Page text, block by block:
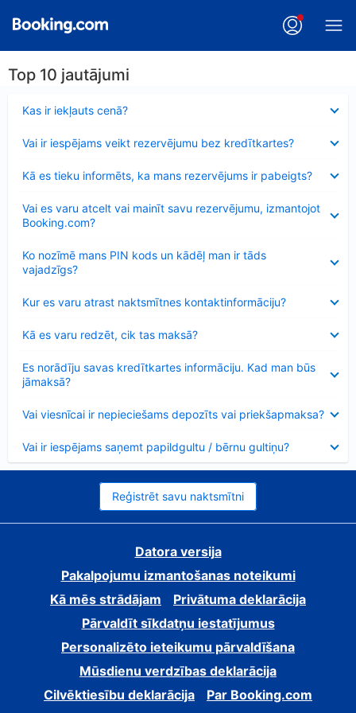
Top 10 jautājumi
Kas ir iekļauts cenā?
Vai ir iespējams veikt rezervējumu bez kredītkartes?
Kā es tieku informēts, ka mans rezervējums ir pabeigts?
Vai es varu atcelt vai mainīt savu rezervējumu, izmantojot
Booking.com?
Ko nozīmē mans PIN kods un kādēļ man ir tāds
vajadzīgs?
Kur es varu atrast naktsmītnes kontaktinformāciju?
Kā es varu redzēt, cik tas maksā?
Es norādīju savas kredītkartes informāciju. Kad man būs
jāmaksā?
Vai viesnīcai ir nepieciešams depozīts vai priekšapmaksa?
Vai ir iespējams saņemt papildgultu / bērnu gultiņu?
Reģistrēt savu naktsmītni
Datora versija
Pakalpojumu izmantošanas noteikumi
Kā mēs strādājam
Privātuma deklarācija
Pārvaldīt sīkdatņu iestatījumus
Personalizēto ieteikumu pārvaldīšana
Mūsdienu verdzības deklarācija
Cilvēktiesību deklarācija
Par Booking.com